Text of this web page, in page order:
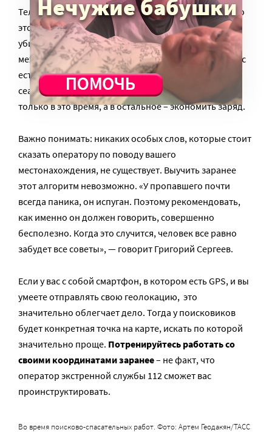
Телефон надо держать в тепле. Особенно актуально
это зимой, поэтому, закончив разговор, сразу
убирайте мобильник под одежду. В промежутках
между разговорами его можно выключать. Если у вас
есть с собой часы, вы можете назначать очередной
сеанс связи с поисковиками и включать аппарат
только в это время, а в остальное – экономить заряд.
Важно понимать: никаких особых слов, которые стоит
сказать оператору по поводу вашего
местонахождения, не существует. Выучить заранее
этот алгоритм невозможно. «У пропавшего почти
всегда паника, он испуган. Поэтому рекомендовать,
как именно он должен говорить, совершенно
бесполезно. Когда это случится, человек все равно
забудет все советы», — говорит Григорий Сергеев.
Если у вас с собой смартфон, в котором есть GPS, и вы
умеете отправлять свою геолокацию, это
значительно облегчает дело. Тогда у поисковиков
будет конкретная точка на карте, искать по которой
значительно проще. Потренируйтесь работать со
своими координатами заранее– не факт, что
оператор экстренной службы 112 сможет вас
проинструктировать.
Во время поисково-спасательных работ. Фото: Артем Геодакян/ТАСС